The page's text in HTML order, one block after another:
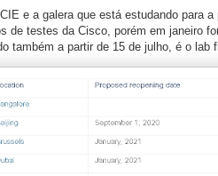
e a galera que está estudando para
de testes da Cisco, porém em janeiro
também a partir de 15 de julho, é o